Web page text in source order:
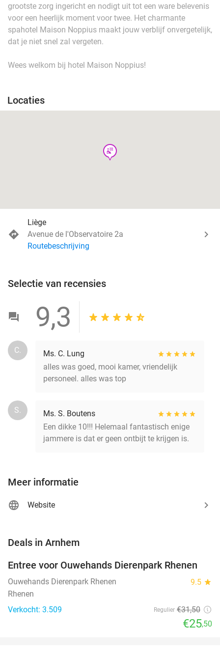
grootste zorg ingericht en nodigt uit tot een ware belevenis
voor een heerlijk moment voor twee. Het charmante
spahotel Maison Noppius maakt jouw verblijf onvergetelijk,
dat je niet snel zal vergeten.
Wees welkom bij hotel Maison Noppius!
Locaties
wellness
Liège
Avenue de l'Observatoire 2a
Routebeschrijving
Selectie van recensies
9,3
C.
Ms. C. Lung
alles was goed, mooi kamer, vriendelijk
personeel. alles was top
S.
Ms. S. Boutens
Een dikke 10!!! Helemaal fantastisch enige
jammere is dat er geen ontbijt te krijgen is.
Meer informatie
Website
Deals in Arnhem
19%
Entree voor Ouwehands Dierenpark Rhenen
Ouwehands Dierenpark Rhenen 9.5 star
Rhenen
Verkocht: 3.509
Regulier €31,50
€25,50